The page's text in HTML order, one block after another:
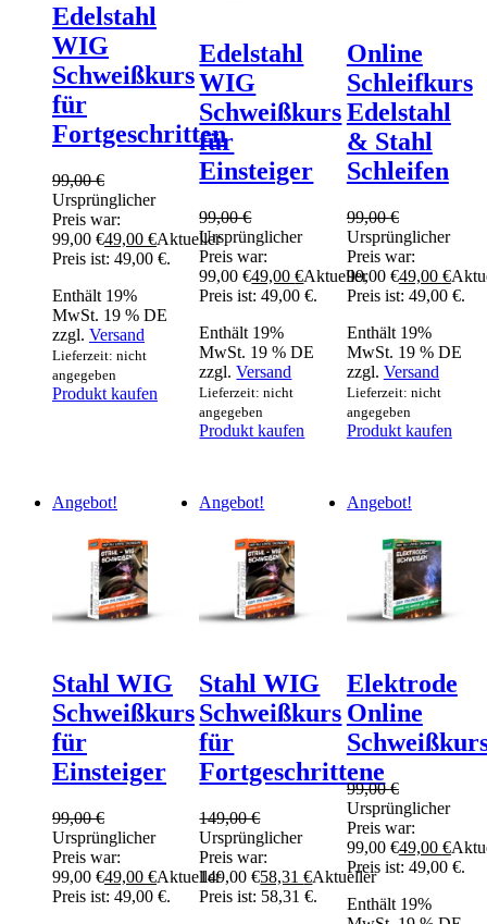
Edelstahl
WIG
Schweißkurs
für
Fortgeschritten
99,00€
Ursprünglicher
Preis war:
99,00 €49,00 €Aktueller
Preis ist: 49,00 €.
Enthält 19%
MwSt. 19 % DE
zzgl. Versand
Lieferzeit: nicht
angegeben
Produkt kaufen
Edelstahl
WIG
Schweißkurs
für
Einsteiger
99,00€
Ursprünglicher
Preis war:
99,00 €49,00€Aktueller
Preis ist: 49,00 €.
Enthält 19%
MwSt. 19 % DE
zzgl.Versand
Lieferzeit: nicht
angegeben
Produkt kaufen
Online
Schleifkurs
Edelstahl
& Stahl
Schleifen
99,00€
Ursprünglicher
Preis war:
99,00 €49,00 €
Preis ist: 49,00 €.
Enthält 19%
MwSt. 19 % DE
zzgl. Versand
Lieferzeit: nicht
angegeben
Produkt kaufen
Angebot!
Stahl WIG
Schweißkurs
für
Einsteiger
99,00€
Ursprünglicher
Preis war:
99,00 €49,00 €Aktueller
Preis ist: 49,00 €.
Angebot!
Stahl WIG
Schweißkurs
für
Fortgeschrittene
149,00€
Ursprünglicher
Preis war:
149,00 €58,31€Aktueller
Preis ist: 58,31 €.
Angebot!
Elektrode
Online
99,00€
Ursprünglicher
Preis war:
99,00 €49,00 €
Preis ist: 49,00 €.
Enthält 19%